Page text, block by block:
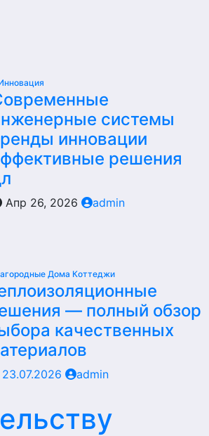
системы
инновации
решения
Апр 26, 2026 admin
Дома Коттеджи
— полный обзор
качественных
23.07.2026 admin